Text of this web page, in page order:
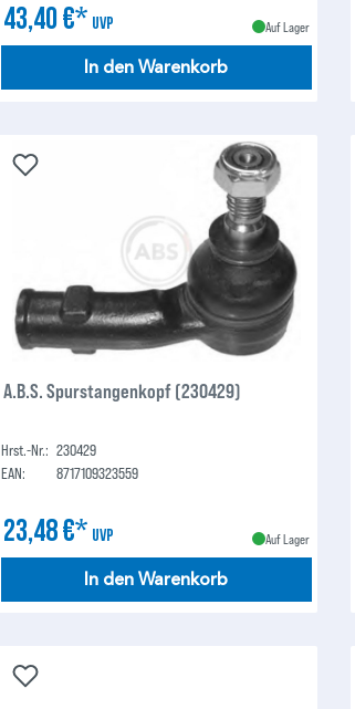
43,40 €* UVP Auf Lager
In den Warenkorb
A.B.S. Spurstangenkopf (230429)
Hrst.-Nr.: 230429
EAN:
8717109323559
23,48 €* UVP Auf Lager
In den Warenkorb